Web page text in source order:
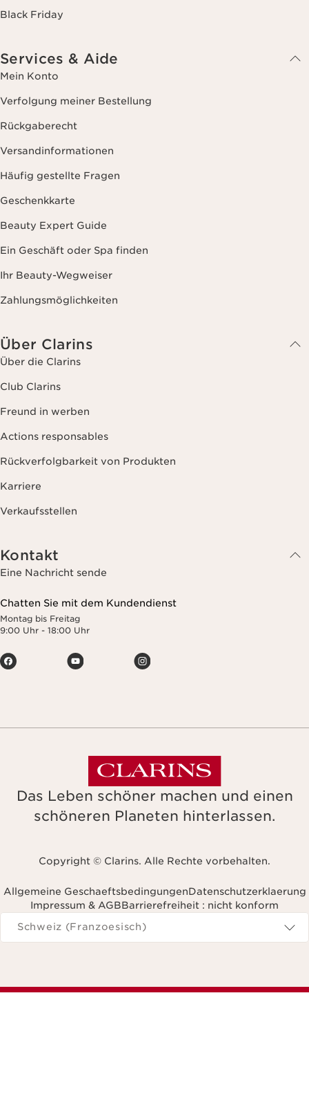
Black Friday
Services & Aide
Mein Konto
Verfolgung meiner Bestellung
Rückgaberecht
Versandinformationen
Häufig gestellte Fragen
Geschenkkarte
Beauty Expert Guide
Ein Geschäft oder Spa finden
Ihr Beauty-Wegweiser
Zahlungsmöglichkeiten
Über Clarins
Über die Clarins
Club Clarins
Freund in werben
Actions responsables
Rückverfolgbarkeit von Produkten
Karriere
Verkaufsstellen
Kontakt
Eine Nachricht sende
Chatten Sie mit dem Kundendienst
Montag bis Freitag
9:00 Uhr - 18:00 Uhr
Das Leben schöner machen und einen
schöneren Planeten hinterlassen.
Copyright © Clarins. Alle Rechte vorbehalten.
Allgemeine GeschaeftsbedingungenDatenschutzerklaerung
Impressum & AGBBarrierefreiheit : nicht konform
Navigieren Sie zu
Schweiz (Franzoesisch)